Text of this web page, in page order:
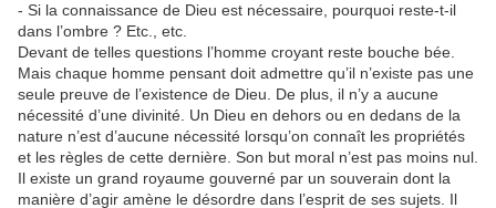
- Si la connaissance de Dieu est nécessaire, pourquoi reste-t-il
dans l’ombre ? Etc., etc.
Devant de telles questions l’homme croyant reste bouche bée.
Mais chaque homme pensant doit admettre qu’il n’existe pas une
seule preuve de l’existence de Dieu. De plus, il n’y a aucune
nécessité d’une divinité. Un Dieu en dehors ou en dedans de la
nature n’est d’aucune nécessité lorsqu’on connaît les propriétés
et les règles de cette dernière. Son but moral n’est pas moins nul.
Il existe un grand royaume gouverné par un souverain dont la
manière d’agir amène le désordre dans l’esprit de ses sujets. Il